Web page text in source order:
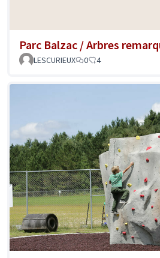
Parc Balzac / Arbres
LESCURIEUX
0 4